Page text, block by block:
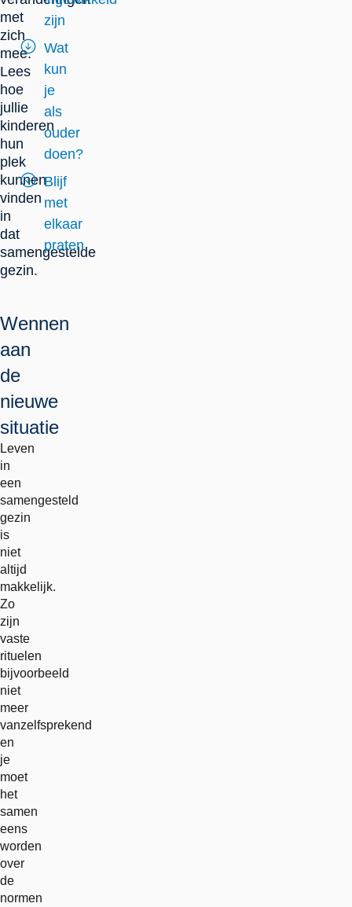
met
zich
mee.
Lees
hoe
jullie
kinderen
hun
plek
kunnen
vinden
in
dat
samengestelde
gezin.
zijn
Wat
kun
je
als
ouder
doen?
Blijf
met
elkaar
praten
Wennen
aan
de
nieuwe
situatie
Leven
in
een
samengesteld
gezin
is
niet
altijd
makkelijk.
Zo
zijn
vaste
rituelen
bijvoorbeeld
niet
meer
vanzelfsprekend
en
je
moet
het
samen
eens
worden
over
de
normen